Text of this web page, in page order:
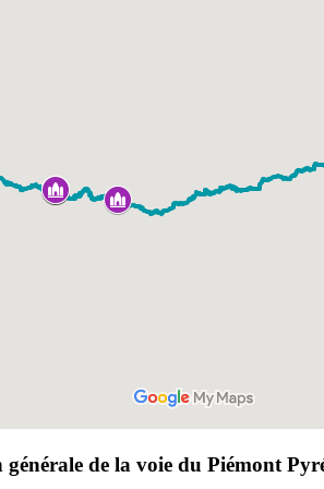
de la voie du Piémont